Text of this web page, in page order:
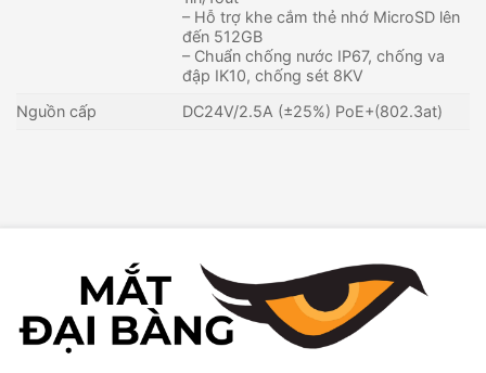
– Hỗ trợ khe cắm thẻ nhớ MicroSD lên
đến 512GB
– Chuẩn chống nước IP67, chống va
đập IK10, chống sét 8KV
Nguồn cấp
DC24V/2.5A (±25%) PoE+(802.3at)